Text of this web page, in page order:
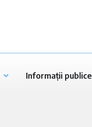
Informații publice